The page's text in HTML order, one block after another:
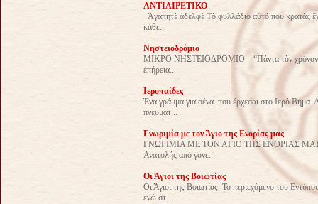
ΑΝΤΙΑΙΡΕΤΙΚΟ
Ἀγαπητὲ ἀδελφὲ Τὸ φυλλάδιο αὐτό που κρατὰς
κάθε...
Νηστειοδρόμιο
ΜΙΚΡΟ ΝΗΣΤΕΙΟΔΡΟΜΙΟ “Πάντα τὸν χρόνον, ἡ
ἐπήρεια...
Ιεροπαίδες
Ένα γράμμα για σένα που έρχεσαι στο Ιερό Βήμα.
πνευματ...
Γνωριμία με τον Άγιο της Ενορίας μας
ΓΝΩΡΙΜΙΑ ΜΕ ΤΟΝ ΑΓΙΟ ΤΗΣ ΕΝΟΡΙΑΣ ΜΑΣ Η
Ανατολής από γονε...
Οι Άγιοι της Βοιωτίας
Οι Άγιοι της Βοιωτίας. Το περιεχόμενο του
ενώ στ...